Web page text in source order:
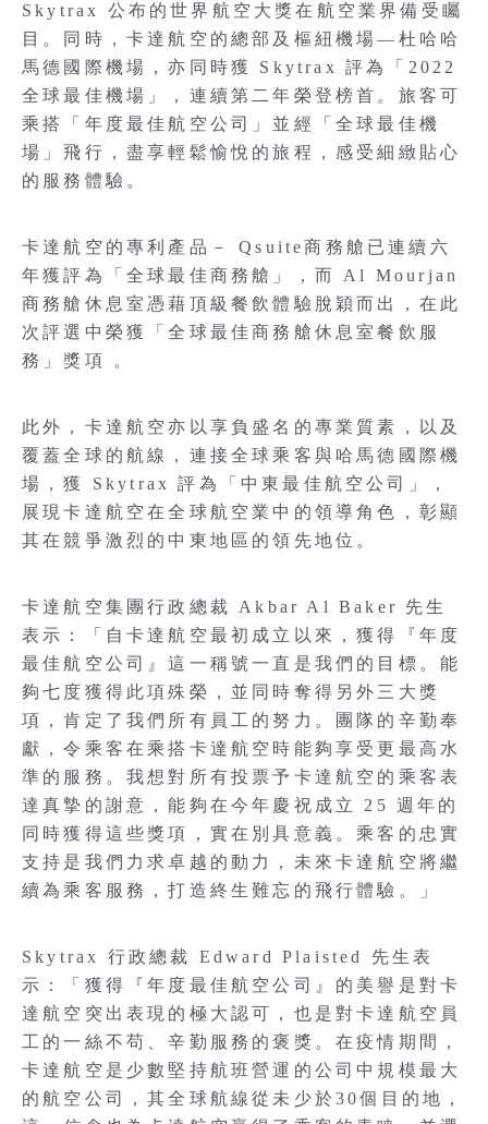
Skytrax 公布的世界航空大獎在航空業界備受矚
目。同時，卡達航空的總部及樞紐機場—杜哈哈
馬德國際機場，亦同時獲 Skytrax 評為「2022
全球最佳機場」，連續第二年榮登榜首。旅客可
乘搭「年度最佳航空公司」並經「全球最佳機
場」飛行，盡享輕鬆愉悅的旅程，感受細緻貼心
的服務體驗。
卡達航空的專利產品－ Qsuite商務艙已連續六
年獲評為「全球最佳商務艙」，而 Al Mourjan
商務艙休息室憑藉頂級餐飲體驗脫穎而出，在此
次評選中榮獲「全球最佳商務艙休息室餐飲服
務」獎項 。
此外，卡達航空亦以享負盛名的專業質素，以及
覆蓋全球的航線，連接全球乘客與哈馬德國際機
場，獲 Skytrax 評為「中東最佳航空公司」，
展現卡達航空在全球航空業中的領導角色，彰顯
其在競爭激烈的中東地區的領先地位。
卡達航空集團行政總裁 Akbar Al Baker 先生
表示：「自卡達航空最初成立以來，獲得『年度
最佳航空公司』這一稱號一直是我們的目標。能
夠七度獲得此項殊榮，並同時奪得另外三大獎
項，肯定了我們所有員工的努力。團隊的辛勤奉
獻，令乘客在乘搭卡達航空時能夠享受更最高水
準的服務。我想對所有投票予卡達航空的乘客表
達真摯的謝意，能夠在今年慶祝成立 25 週年的
同時獲得這些獎項，實在別具意義。乘客的忠實
支持是我們力求卓越的動力，未來卡達航空將繼
續為乘客服務，打造終生難忘的飛行體驗。」
Skytrax 行政總裁 Edward Plaisted 先生表
示：「獲得『年度最佳航空公司』的美譽是對卡
達航空突出表現的極大認可，也是對卡達航空員
工的一絲不苟、辛勤服務的褒獎。在疫情期間，
卡達航空是少數堅持航班營運的公司中規模最大
的航空公司，其全球航線從未少於30個目的地，